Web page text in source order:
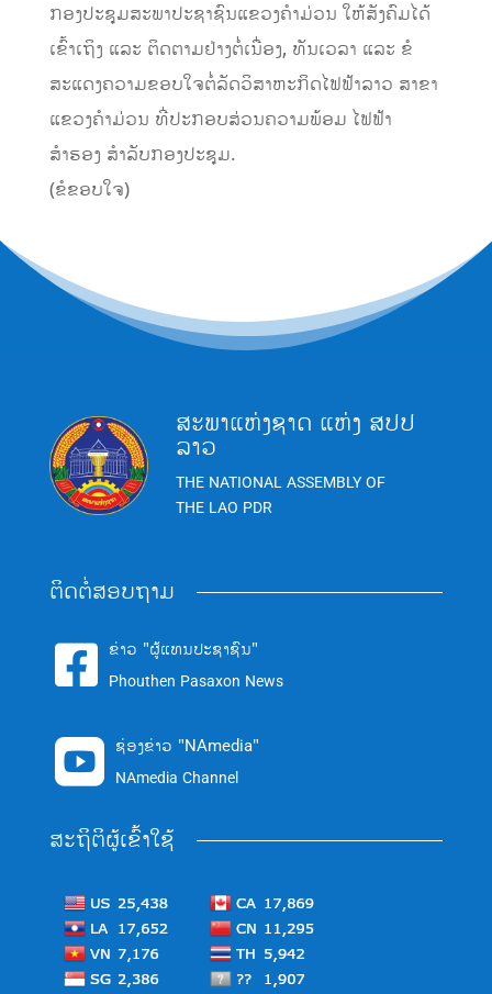
ກອງປະຊຸມສະພາປະຊາຊົນແຂວງຄໍາມ່ວນ ໃຫ້ສັງຄົມໄດ້
ເຂົ້າເຖິງ ແລະ ຕິດຕາມຢ່າງຕໍ່ເນື່ອງ, ທັນເວລາ ແລະ ຂໍ
ສະແດງຄວາມຂອບໃຈຕໍ່ລັດວິສາຫະກິດໄຟຟ້າລາວ ສາຂາ
ແຂວງຄໍາມ່ວນ ທີ່ປະກອບສ່ວນຄວາມພ້ອມ ໄຟຟ້າ
ສຳຮອງ ສໍາລັບກອງປະຊຸມ.
(ຂໍຂອບໃຈ)
ສະພາແຫ່ງຊາດ ແຫ່ງ ສປປ
ລາວ
THE NATIONAL ASSEMBLY OF
THE LAO PDR
ຕິດຕໍ່ສອບຖາມ
 ຂ່າວ "ຜູ້ແທນປະຊາຊົນ"
Phouthen Pasaxon News
 ຊ່ອງຂ່າວ "NAmedia"
NAmedia Channel
ສະຖິຕິຜູ້ເຂົ້າໃຊ້